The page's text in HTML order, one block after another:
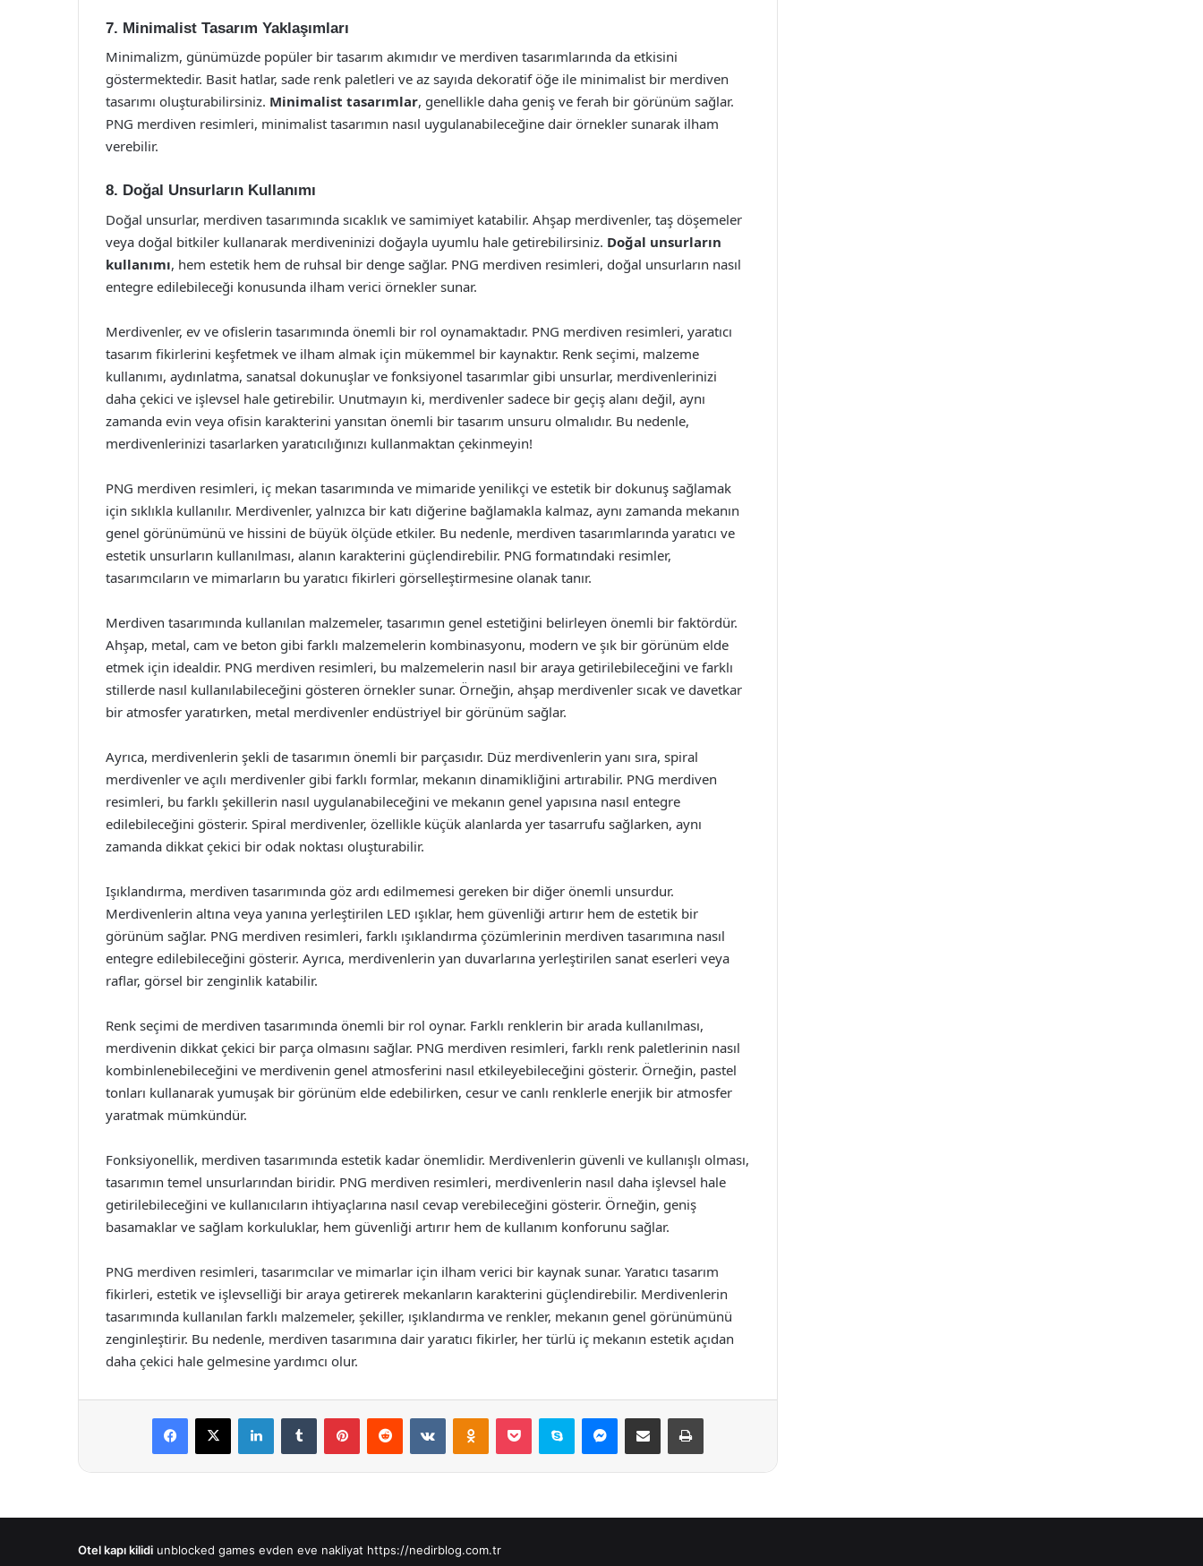
7. Minimalist Tasarım Yaklaşımları
Minimalizm, günümüzde popüler bir tasarım akımıdır ve merdiven tasarımlarında da etkisini
göstermektedir. Basit hatlar, sade renk paletleri ve az sayıda dekoratif öğe ile minimalist bir merdiven
tasarımı oluşturabilirsiniz. Minimalist tasarımlar, genellikle daha geniş ve ferah bir görünüm sağlar.
PNG merdiven resimleri, minimalist tasarımın nasıl uygulanabileceğine dair örnekler sunarak ilham
verebilir.
8. Doğal Unsurların Kullanımı
Doğal unsurlar, merdiven tasarımında sıcaklık ve samimiyet katabilir. Ahşap merdivenler, taş döşemeler
veya doğal bitkiler kullanarak merdiveninizi doğayla uyumlu hale getirebilirsiniz. Doğal unsurların
kullanımı, hem estetik hem de ruhsal bir denge sağlar. PNG merdiven resimleri, doğal unsurların nasıl
entegre edilebileceği konusunda ilham verici örnekler sunar.
Merdivenler, ev ve ofislerin tasarımında önemli bir rol oynamaktadır. PNG merdiven resimleri, yaratıcı
tasarım fikirlerini keşfetmek ve ilham almak için mükemmel bir kaynaktır. Renk seçimi, malzeme
kullanımı, aydınlatma, sanatsal dokunuşlar ve fonksiyonel tasarımlar gibi unsurlar, merdivenlerinizi
daha çekici ve işlevsel hale getirebilir. Unutmayın ki, merdivenler sadece bir geçiş alanı değil, aynı
zamanda evin veya ofisin karakterini yansıtan önemli bir tasarım unsuru olmalıdır. Bu nedenle,
merdivenlerinizi tasarlarken yaratıcılığınızı kullanmaktan çekinmeyin!
PNG merdiven resimleri, iç mekan tasarımında ve mimaride yenilikçi ve estetik bir dokunuş sağlamak
için sıklıkla kullanılır. Merdivenler, yalnızca bir katı diğerine bağlamakla kalmaz, aynı zamanda mekanın
genel görünümünü ve hissini de büyük ölçüde etkiler. Bu nedenle, merdiven tasarımlarında yaratıcı ve
estetik unsurların kullanılması, alanın karakterini güçlendirebilir. PNG formatındaki resimler,
tasarımcıların ve mimarların bu yaratıcı fikirleri görselleştirmesine olanak tanır.
Merdiven tasarımında kullanılan malzemeler, tasarımın genel estetiğini belirleyen önemli bir faktördür.
Ahşap, metal, cam ve beton gibi farklı malzemelerin kombinasyonu, modern ve şık bir görünüm elde
etmek için idealdir. PNG merdiven resimleri, bu malzemelerin nasıl bir araya getirilebileceğini ve farklı
stillerde nasıl kullanılabileceğini gösteren örnekler sunar. Örneğin, ahşap merdivenler sıcak ve davetkar
bir atmosfer yaratırken, metal merdivenler endüstriyel bir görünüm sağlar.
Ayrıca, merdivenlerin şekli de tasarımın önemli bir parçasıdır. Düz merdivenlerin yanı sıra, spiral
merdivenler ve açılı merdivenler gibi farklı formlar, mekanın dinamikliğini artırabilir. PNG merdiven
resimleri, bu farklı şekillerin nasıl uygulanabileceğini ve mekanın genel yapısına nasıl entegre
edilebileceğini gösterir. Spiral merdivenler, özellikle küçük alanlarda yer tasarrufu sağlarken, aynı
zamanda dikkat çekici bir odak noktası oluşturabilir.
Işıklandırma, merdiven tasarımında göz ardı edilmemesi gereken bir diğer önemli unsurdur.
Merdivenlerin altına veya yanına yerleştirilen LED ışıklar, hem güvenliği artırır hem de estetik bir
görünüm sağlar. PNG merdiven resimleri, farklı ışıklandırma çözümlerinin merdiven tasarımına nasıl
entegre edilebileceğini gösterir. Ayrıca, merdivenlerin yan duvarlarına yerleştirilen sanat eserleri veya
raflar, görsel bir zenginlik katabilir.
Renk seçimi de merdiven tasarımında önemli bir rol oynar. Farklı renklerin bir arada kullanılması,
merdivenin dikkat çekici bir parça olmasını sağlar. PNG merdiven resimleri, farklı renk paletlerinin nasıl
kombinlenebileceğini ve merdivenin genel atmosferini nasıl etkileyebileceğini gösterir. Örneğin, pastel
tonları kullanarak yumuşak bir görünüm elde edebilirken, cesur ve canlı renklerle enerjik bir atmosfer
yaratmak mümkündür.
Fonksiyonellik, merdiven tasarımında estetik kadar önemlidir. Merdivenlerin güvenli ve kullanışlı olması,
tasarımın temel unsurlarından biridir. PNG merdiven resimleri, merdivenlerin nasıl daha işlevsel hale
getirilebileceğini ve kullanıcıların ihtiyaçlarına nasıl cevap verebileceğini gösterir. Örneğin, geniş
basamaklar ve sağlam korkuluklar, hem güvenliği artırır hem de kullanım konforunu sağlar.
PNG merdiven resimleri, tasarımcılar ve mimarlar için ilham verici bir kaynak sunar. Yaratıcı tasarım
fikirleri, estetik ve işlevselliği bir araya getirerek mekanların karakterini güçlendirebilir. Merdivenlerin
tasarımında kullanılan farklı malzemeler, şekiller, ışıklandırma ve renkler, mekanın genel görünümünü
zenginleştirir. Bu nedenle, merdiven tasarımına dair yaratıcı fikirler, her türlü iç mekanın estetik açıdan
daha çekici hale gelmesine yardımcı olur.
Facebook
X LinkedInTumblr PinterestReddit VKontakteOdnoklassniki
Pocket Skype Messenger
E-Posta ile paylaş Yazdır
Otel kapı kilidi unblocked games evden eve nakliyat https://nedirblog.com.tr